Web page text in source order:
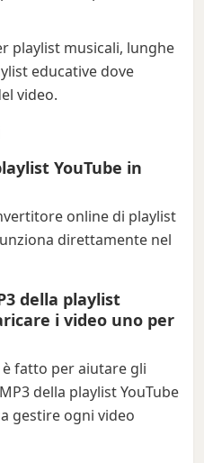
playlist musicali, lunghe
educative dove
video.
YouTube in
online di playlist
direttamente nel
della playlist
i video uno per
fatto per aiutare gli
della playlist YouTube
gestire ogni video